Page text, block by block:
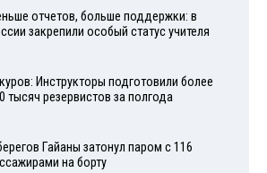
отчетов, больше поддержки: в
закрепили особый статус учителя
Инструкторы подготовили более
тысяч резервистов за полгода
Гайаны затонул паром с 116
на борту